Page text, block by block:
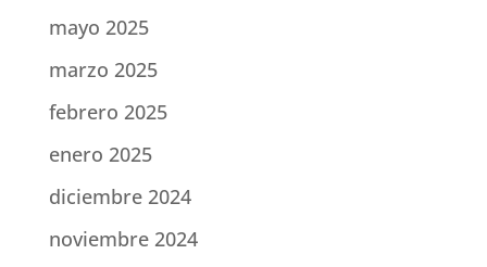
mayo 2025
marzo 2025
febrero 2025
enero 2025
diciembre 2024
noviembre 2024